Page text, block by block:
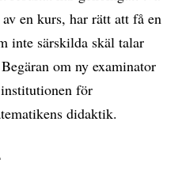
en kurs, har rätt att få en
inte särskilda skäl talar
om ny examinator
för
didaktik.